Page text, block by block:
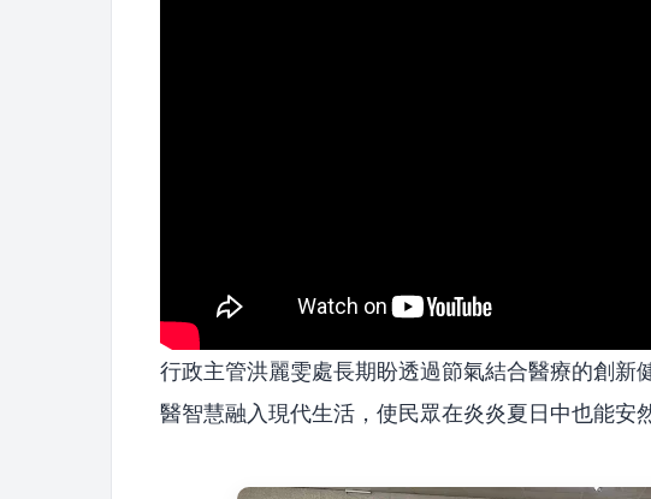
行政主管洪麗雯處長期盼透過節氣結合醫療的創新
醫智慧融入現代生活，使民眾在炎炎夏日中也能安